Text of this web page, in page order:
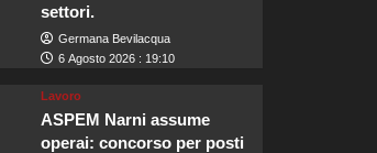
settori.
Germana Bevilacqua
6 Agosto 2026 : 19:10
Lavoro
ASPEM Narni assume
operai: concorso per posti